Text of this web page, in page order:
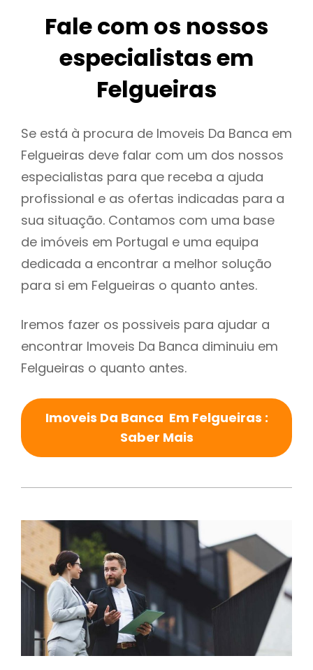
Fale com os nossos
especialistas em
Felgueiras
Se está à procura de Imoveis Da Banca em
Felgueiras deve falar com um dos nossos
especialistas para que receba a ajuda
profissional e as ofertas indicadas para a
sua situação. Contamos com uma base
de imóveis em Portugal e uma equipa
dedicada a encontrar a melhor solução
para si em Felgueiras o quanto antes.
Iremos fazer os possiveis para ajudar a
encontrar Imoveis Da Banca diminuiu em
Felgueiras o quanto antes.
Imoveis Da Banca Em Felgueiras :
Saber Mais